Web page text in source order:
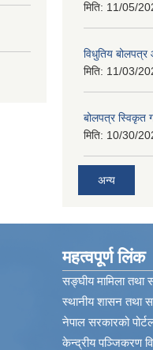
मिति: 11/05/
विधुतिय बोलपत्र
मिति: 11/03/
बोलपत्र स्विकृत
मिति: 10/30/
अन्य
महत्वपूर्ण लिंक
सङ्घीय मामिला तथा
स्थानीय शासन तथा
नेपाल सरकारको
केन्द्रीय पञ्जिकरण